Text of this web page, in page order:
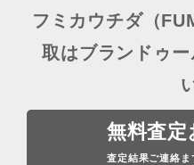
フミカウチダ（
取はブランドゥ
無料査定
査定結果ご連絡ま